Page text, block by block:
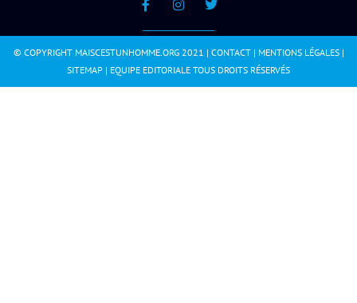
© COPYRIGHT MAISCESTUNHOMME.ORG 2021 | CONTACT| MENTIONS LÉGALES|
SITEMAP | EQUIPE EDITORIALE TOUS DROITS RÉSERVÉS